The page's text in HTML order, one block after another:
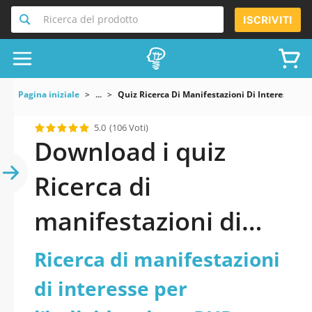
Ricerca del prodotto ISCRIVITI
Pagina iniziale ... Quiz Ricerca Di Manifestazioni Di Interesse
5.0 (106 Voti)
Download i quiz
Ricerca di
manifestazioni di
interesse per
l’individuazione RUP
Ricerca di manifestazioni
di interesse per